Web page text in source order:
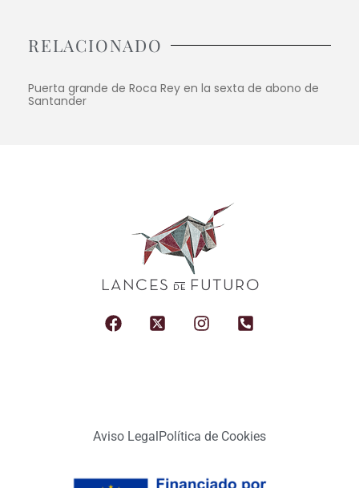
RELACIONADO
Puerta grande de Roca Rey en la sexta de abono de
Santander
Aviso LegalPolítica de Cookies